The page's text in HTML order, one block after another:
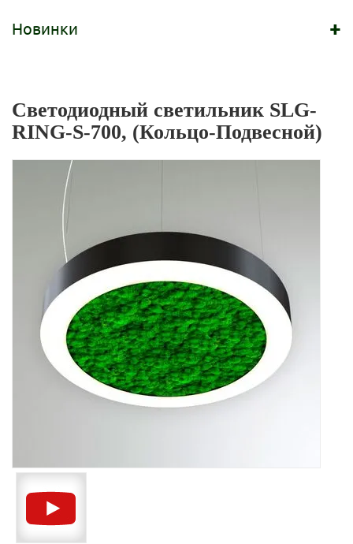
Новинки +
Светодиодный светильник SLG-
RING-S-700, (Кольцо-Подвесной)